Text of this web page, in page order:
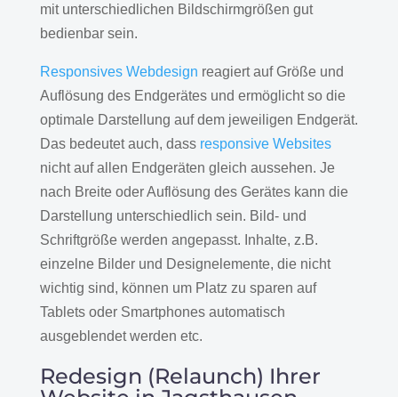
mit unterschiedlichen Bildschirmgrößen gut
bedienbar sein.
Responsives Webdesign reagiert auf Größe und
Auflösung des Endgerätes und ermöglicht so die
optimale Darstellung auf dem jeweiligen Endgerät.
Das bedeutet auch, dass responsive Websites
nicht auf allen Endgeräten gleich aussehen. Je
nach Breite oder Auflösung des Gerätes kann die
Darstellung unterschiedlich sein. Bild- und
Schriftgröße werden angepasst. Inhalte, z.B.
einzelne Bilder und Designelemente, die nicht
wichtig sind, können um Platz zu sparen auf
Tablets oder Smartphones automatisch
ausgeblendet werden etc.
Redesign (Relaunch) Ihrer